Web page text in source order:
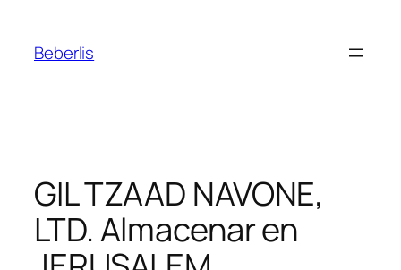
Beberlis
GIL TZAAD NAVONE,
LTD.Almacenar en